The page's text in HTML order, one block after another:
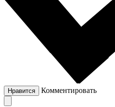
Нравится Комментировать